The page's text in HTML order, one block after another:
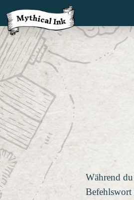
Während
Befehlswort